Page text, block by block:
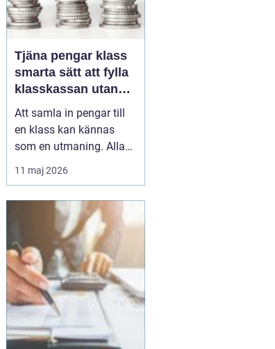
Tjäna pengar klass
smarta sätt att fylla
klasskassan utan
stress
Att samla in pengar till
en klass kan kännas
som en utmaning. Alla
har olika förutsättningar,
tiden är begränsad och
avgiftsfri. Samtidigt vill
många klasser ordna
klassresor, läger, nya
studiematerial eller
gemensamma upple...
11 maj 2026